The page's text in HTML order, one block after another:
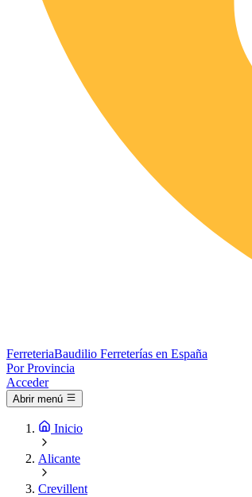
FerreteriaBaudilio Ferreterías en España
Por Provincia
Acceder
Abrir menú
Inicio
Alicante
Crevillent